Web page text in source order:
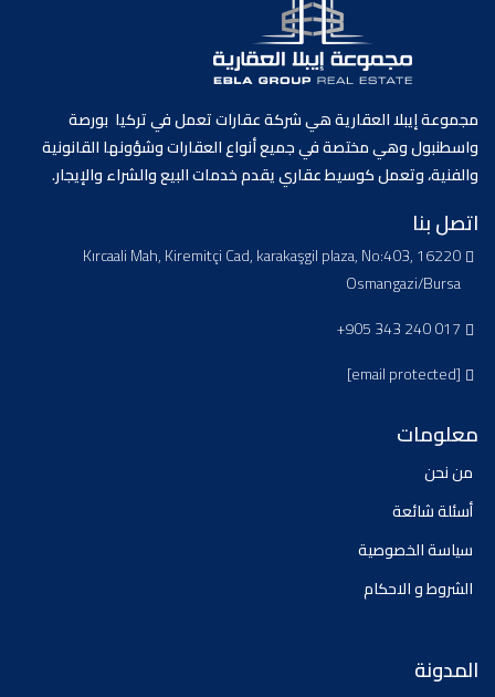
مجموعة إيبلا العقارية هي شركة عقارات تعمل في تركيا بورصة
واسطنبول وهي مختصة في جميع أنواع العقارات وشؤونها القانونية
والفنية، وتعمل كوسيط عقاري يقدم خدمات البيع والشراء والإيجار.
اتصل بنا
Kırcaali Mah, Kiremitçi Cad, karakaşgil plaza, No:403, 16220
Osmangazi/Bursa
+905 343 240 017
[email protected]
معلومات
من نحن
أسئلة شائعة
سياسة الخصوصية
الشروط و الاحكام
المدونة